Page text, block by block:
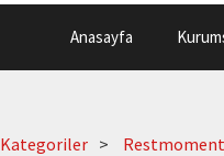
Anasayfa
Kategoriler Restmoment